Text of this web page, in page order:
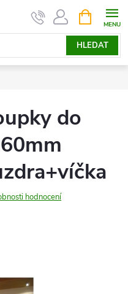
HLEDAT
NÁKUPNÍ
KOŠÍK
do
hodnocení